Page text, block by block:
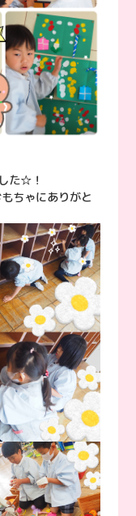
た☆！
ちゃにありがと